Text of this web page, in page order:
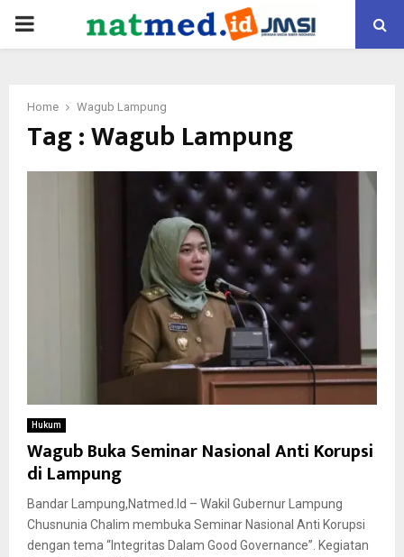
PRIMARY
Home Wagub Lampung
Tag : Wagub Lampung
Hukum
Wagub Buka Seminar Nasional Anti Korupsi
di Lampung
Bandar Lampung,Natmed.Id – Wakil Gubernur Lampung
Chusnunia Chalim membuka Seminar Nasional Anti Korupsi
dengan tema “Integritas Dalam Good Governance”. Kegiatan